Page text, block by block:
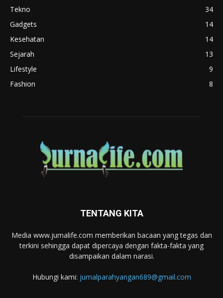
Tekno
34
Gadgets
14
Kesehatan
14
Sejarah
13
Lifestyle
9
Fashion
8
TENTANG KITA
Media www.jurnalife.com memberikan bacaan yang tegas dan
terkini sehingga dapat dipercaya dengan fakta-fakta yang
disampaikan dalam narasi.
Hubungi kami: jurnalparahyangan689@gmail.com